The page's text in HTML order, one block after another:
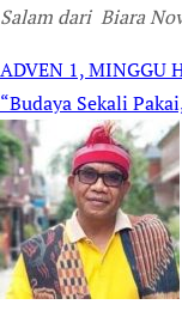
Salam dari Biara
Post
navigation
ADVEN 1, MINGGU
“Budaya Sekali